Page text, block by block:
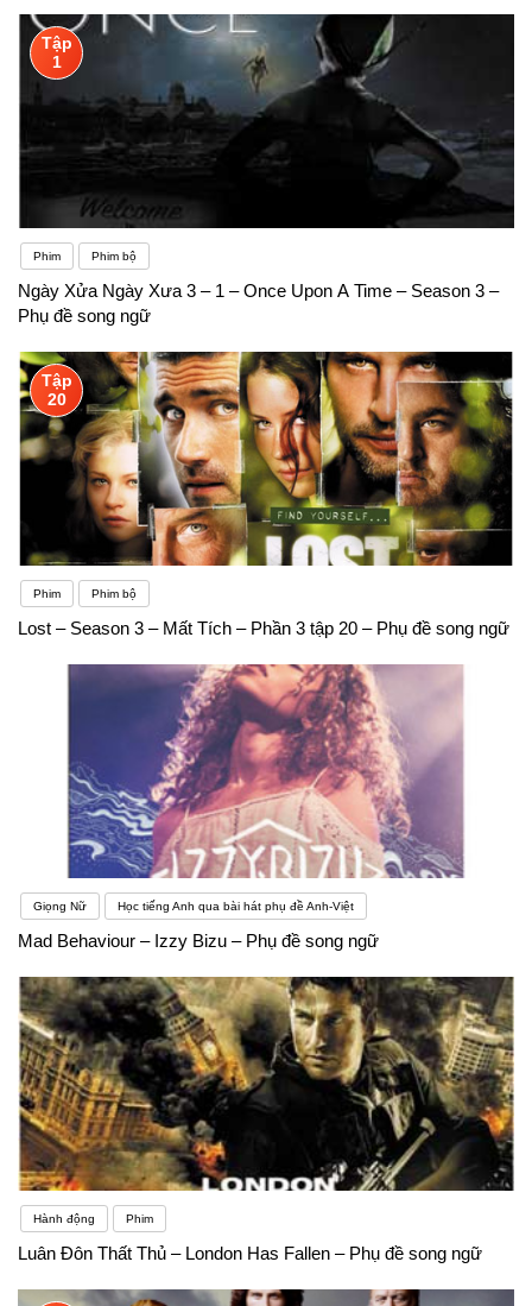
Tập
1
Phim Phim bộ
Ngày Xửa Ngày Xưa 3 – 1 – Once Upon A Time – Season 3 –
Phụ đề song ngữ
Tập
20
Phim Phim bộ
Lost – Season 3 – Mất Tích – Phần 3 tập 20 – Phụ đề song ngữ
Giọng Nữ Học tiếng Anh qua bài hát phụ đề Anh-Việt
Mad Behaviour – Izzy Bizu – Phụ đề song ngữ
Hành động Phim
Luân Đôn Thất Thủ – London Has Fallen – Phụ đề song ngữ